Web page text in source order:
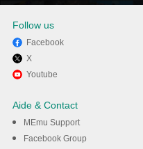
Utiliser
Speak -
Follow us
Facebook
X
Youtube
Aide & Contact
MEmu Support
Facebook Group